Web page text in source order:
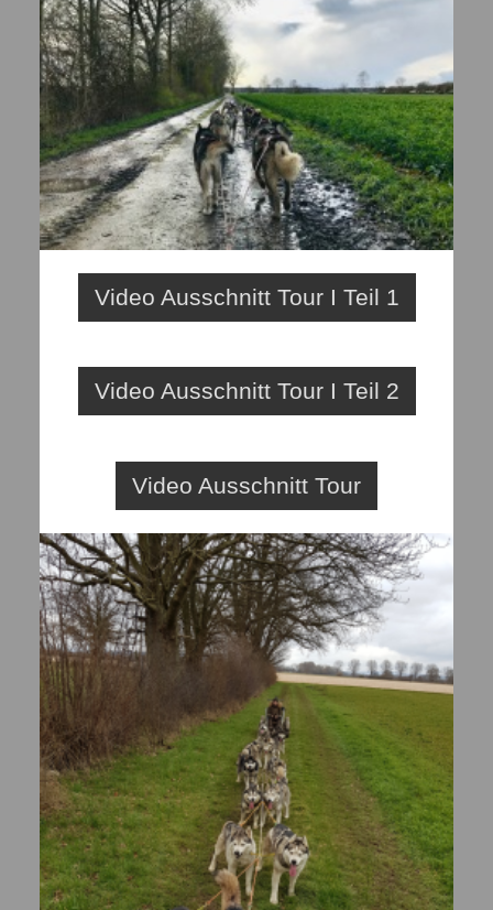
Video Ausschnitt Tour I Teil 1
Video Ausschnitt Tour I Teil 2
Video Ausschnitt Tour